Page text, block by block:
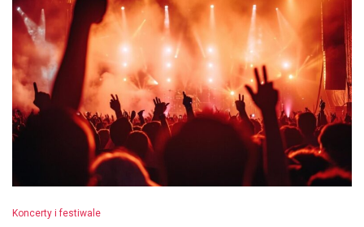
Koncerty i festiwale